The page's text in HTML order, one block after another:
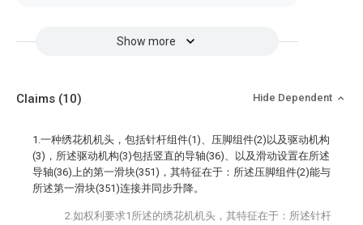
Show more
Claims (10) Hide Dependent
1.一种绣花机机头，包括针杆组件(1)、压脚组件(2)以及驱动机构
(3)，所述驱动机构(3)包括竖直的导轴(36)、以及滑动设置在所述
导轴(36)上的第一滑块(351)，其特征在于：所述压脚组件(2)能与
所述第一滑块(351)连接并同步升降。
2.如权利要求1所述的绣花机机头，其特征在于：所述针杆